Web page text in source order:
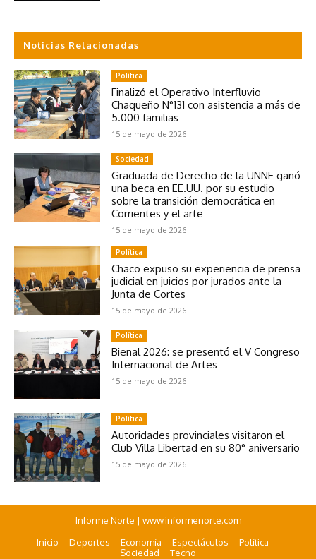
Noticias Relacionadas
Política
Finalizó el Operativo Interfluvio
Chaqueño N°131 con asistencia a más de
5.000 familias
15 de mayo de 2026
Sociedad
Graduada de Derecho de la UNNE ganó
una beca en EE.UU. por su estudio
sobre la transición democrática en
Corrientes y el arte
15 de mayo de 2026
Política
Chaco expuso su experiencia de prensa
judicial en juicios por jurados ante la
Junta de Cortes
15 de mayo de 2026
Política
Bienal 2026: se presentó el V Congreso
Internacional de Artes
15 de mayo de 2026
Política
Autoridades provinciales visitaron el
Club Villa Libertad en su 80° aniversario
15 de mayo de 2026
Informe Norte | www.informenorte.com
Inicio
Deportes Economía Espectáculos
Política
Sociedad
Tecno